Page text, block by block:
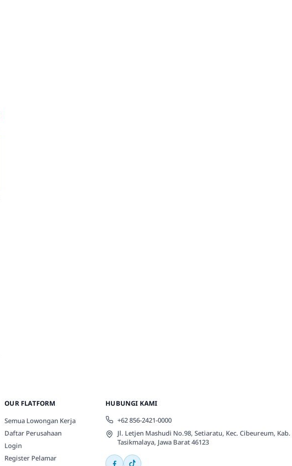
OUR FLATFORM
Semua Lowongan Kerja
Daftar Perusahaan
Login
Register Pelamar
HUBUNGI KAMI
+62 856-2421-0000
Jl. Letjen Mashudi No.98, Setiaratu, Kec. Cibeureum, Kab.
Tasikmalaya, Jawa Barat 46123